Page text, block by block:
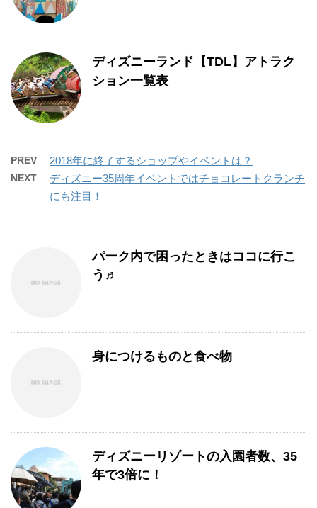
ディズニーランド【TDL】アトラク
ション一覧表
PREV 2018年に終了するショップやイベントは？
NEXT
ディズニー35周年イベントではチョコレートクランチ
にも注目！
パーク内で困ったときはココに行こ
う♬
身につけるものと食べ物
ディズニーリゾートの入園者数、35
年で3倍に！